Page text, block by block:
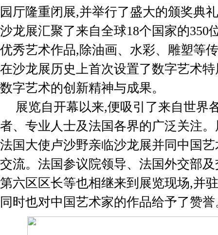
园厅隆重闭展,并举行了盛大的颁奖典
沙龙展汇聚了来自全球18个国家的350
优秀艺术作品,除油画、水彩、雕塑等
在沙龙展历史上首次设置了数字艺术
数字艺术的创新精神与成果。
展览自开幕以来,便吸引了来自世界
者、专业人士及法国各界的广泛关注
法国大使卢沙野亲临沙龙展并同中国
交流。法国参议院领导、法国外交部
第六区区长等也相继来到展览现场,并
同时也对中国艺术家的作品给予了赞誉